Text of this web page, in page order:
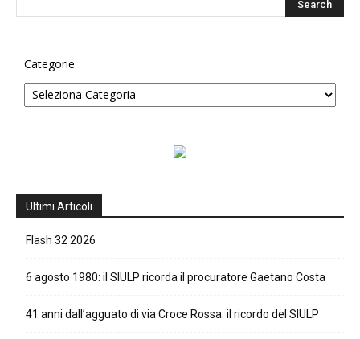
Categorie
Ultimi Articoli
Flash 32 2026
6 agosto 1980: il SIULP ricorda il procuratore Gaetano Costa
41 anni dall’agguato di via Croce Rossa: il ricordo del SIULP